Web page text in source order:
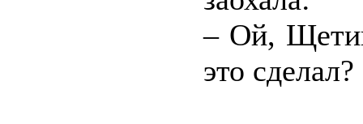
– Ой,
это сделал?